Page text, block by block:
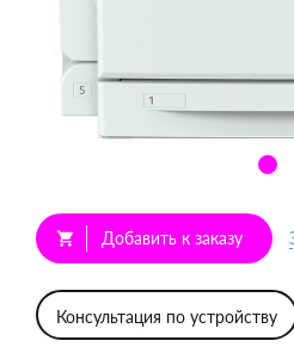
shopping_cart Добавить к заказу
Консультация по устройству